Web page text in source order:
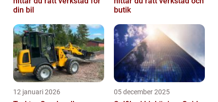
din bil
butik
12 januari 2026 05 december 2025